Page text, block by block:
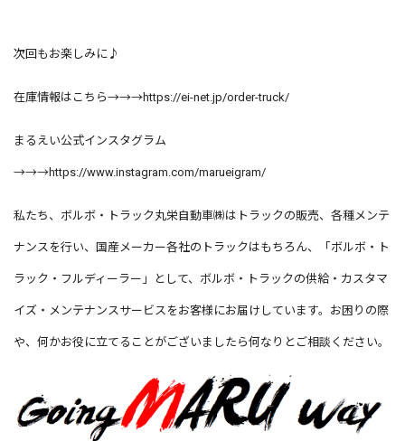
次回もお楽しみに♪
在庫情報はこちら→→→https://ei-net.jp/order-truck/
まるえい公式インスタグラム
→→→https://www.instagram.com/marueigram/
私たち、ボルボ・トラック丸栄自動車㈱はトラックの販売、各種メンテ
ナンスを行い、国産メーカー各社のトラックはもちろん、「ボルボ・ト
ラック・フルディーラー」として、ボルボ・トラックの供給・カスタマ
イズ・メンテナンスサービスをお客様にお届けしています。お困りの際
や、何かお役に立てることがございましたら何なりとご相談ください。